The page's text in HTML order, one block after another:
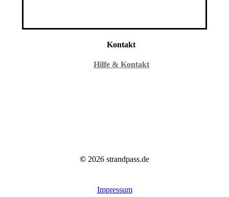
Kontakt
Hilfe & Kontakt
© 2026 strandpass.de
Impressum